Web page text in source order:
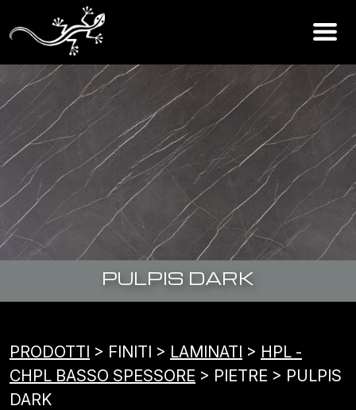
PULPIS DARK
PRODOTTI > FINITI > LAMINATI > HPL -
CHPL BASSO SPESSORE > PIETRE > PULPIS
DARK